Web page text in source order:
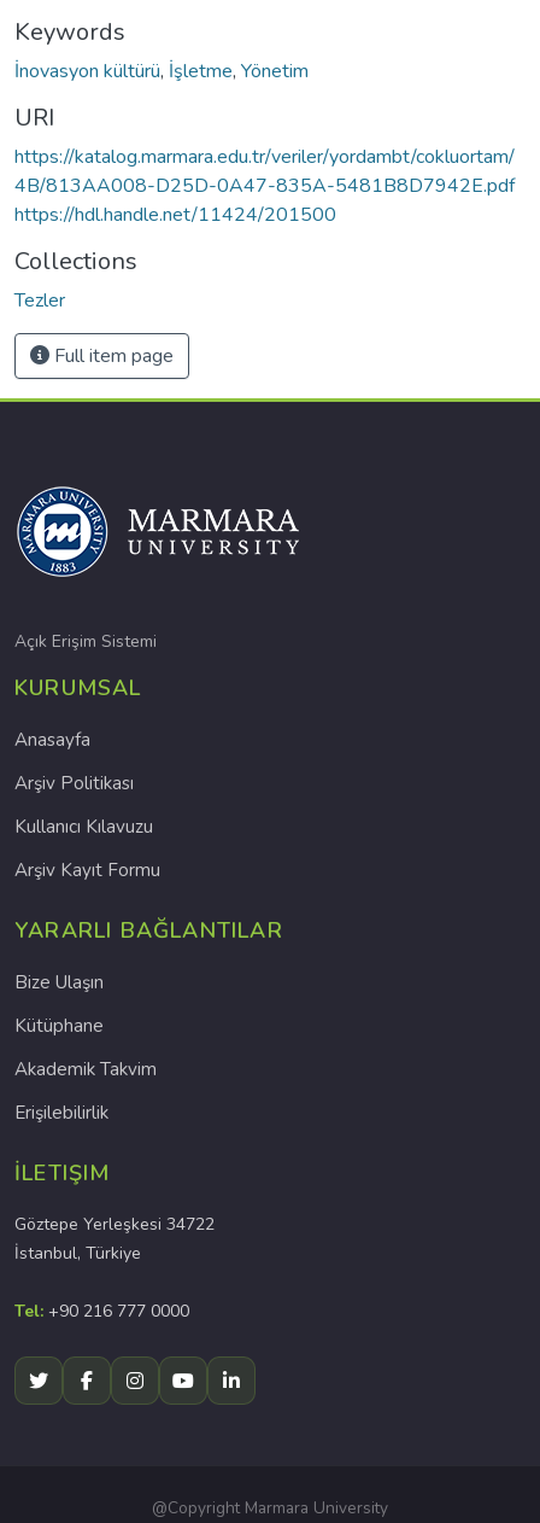
Keywords
İnovasyon kültürü, İşletme, Yönetim
URI
https://katalog.marmara.edu.tr/veriler/yordambt/cokluortam/
4B/813AA008-D25D-0A47-835A-5481B8D7942E.pdf
https://hdl.handle.net/11424/201500
Collections
Tezler
Full item page
Açık Erişim Sistemi
KURUMSAL
Anasayfa
Arşiv Politikası
Kullanıcı Kılavuzu
Arşiv Kayıt Formu
YARARLI BAĞLANTILAR
Bize Ulaşın
Kütüphane
Akademik Takvim
Erişilebilirlik
İLETIŞIM
Göztepe Yerleşkesi 34722
İstanbul, Türkiye
Tel: +90 216 777 0000
@Copyright Marmara University